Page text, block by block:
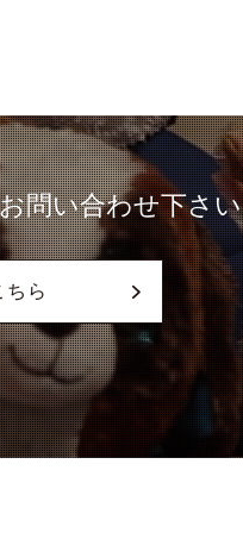
問い合わせ下さい
ら